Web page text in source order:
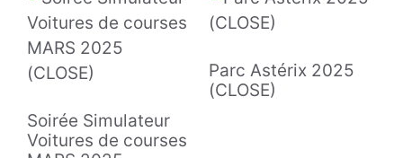
Soirée Simulateur
Voitures de courses
Parc Astérix 2025
(CLOSE)